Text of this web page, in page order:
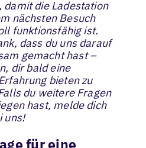
damit die Ladestation
nächsten Besuch
funktionsfähig ist.
dass du uns darauf
gemacht hast –
dir bald eine
bieten zu
du weitere Fragen
hast, melde dich
uns!
für eine